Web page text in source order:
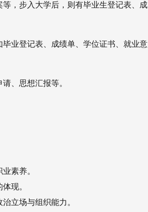
，步入大学后，则有毕业生登记表、成
业登记表、成绩单、学位证书、就业意
、思想汇报等。
素养。
现。
立场与组织能力。